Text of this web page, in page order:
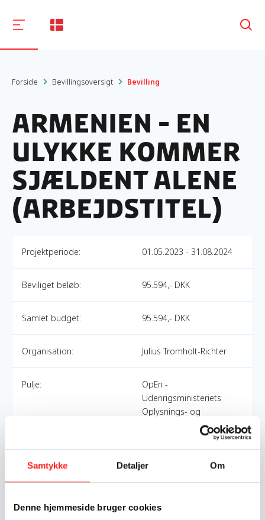
Samtykke Detaljer Om
Denne hjemmeside bruger cookies
Søg
Forside Bevillingsoversigt Bevilling
Armenien - en
ulykke kommer
sjældent alene
(arbejdstitel)
Projektperiode: 01.05.2023 - 31.08.2024
Beviliget beløb: 95.594,- DKK
Samlet budget: 95.594,- DKK
Organisation: Julius Tromholt-Richter
Pulje:
OpEn -
Udenrigsministeriets
Oplysnings- og
Engagementspulje
Mål 10: Mindre ulighed